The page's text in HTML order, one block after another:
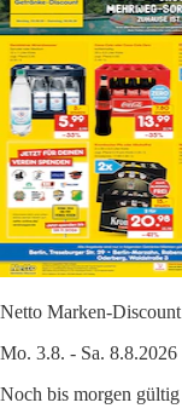
Netto Marken-Discount
Mo. 3.8. - Sa. 8.8.2026
Noch bis morgen gültig